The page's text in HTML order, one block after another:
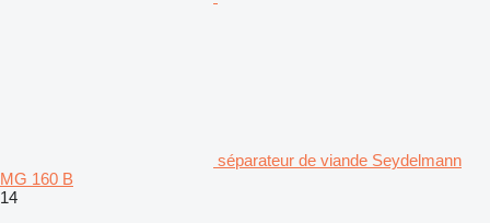
séparateur de viande Seydelmann
MG 160 B
14